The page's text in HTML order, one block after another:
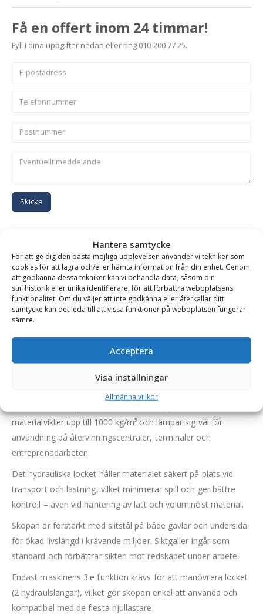
Hantera samtycke
För att ge dig den bästa möjliga upplevelsen använder vi tekniker som
cookies för att lagra och/eller hämta information från din enhet. Genom
att godkänna dessa tekniker kan vi behandla data, såsom din
surfhistorik eller unika identifierare, för att förbättra webbplatsens
funktionalitet. Om du väljer att inte godkänna eller återkallar ditt
samtycke kan det leda till att vissa funktioner på webbplatsen fungerar
sämre.
Acceptera
Visa inställningar
Allmänna villkor
Få en offert inom 24 timmar!
Fyll i dina uppgifter nedan eller ring 010-200 77 25.
Skicka
Lättmaterialskopor på kampanj Miljöskopor med grip
BESKRIVNING
Klämskopa / Miljöskopa – fäste Stora BM, volym 1800 l,
bredd 2100 mm, vikt 980 kg, med sparskär
Carrus klämskopa (miljöskopa) är en kraftig lättmaterialskopa
med hydrauliskt lock, utvecklad för effektiv hantering av avfall,
materialvikter upp till 1000 kg/m³ och lämpar sig väl för
användning på återvinningscentraler, terminaler och
entreprenadarbeten.
Det hydrauliska locket håller materialet säkert på plats vid
transport och lastning, vilket minimerar spill och ger bättre
kontroll – även vid hantering av lätt och voluminöst material.
Skopan är förstärkt med slitstål på både gavlar och undersida
för ökad livslängd i krävande miljöer. Siktgaller ingår som
standard och förbättrar sikten mot redskapet under arbete.
Endast maskinens 3:e funktion krävs för att manövrera locket
(2 hydraulslangar), vilket gör skopan enkel att använda och
kompatibel med de flesta hjullastare.